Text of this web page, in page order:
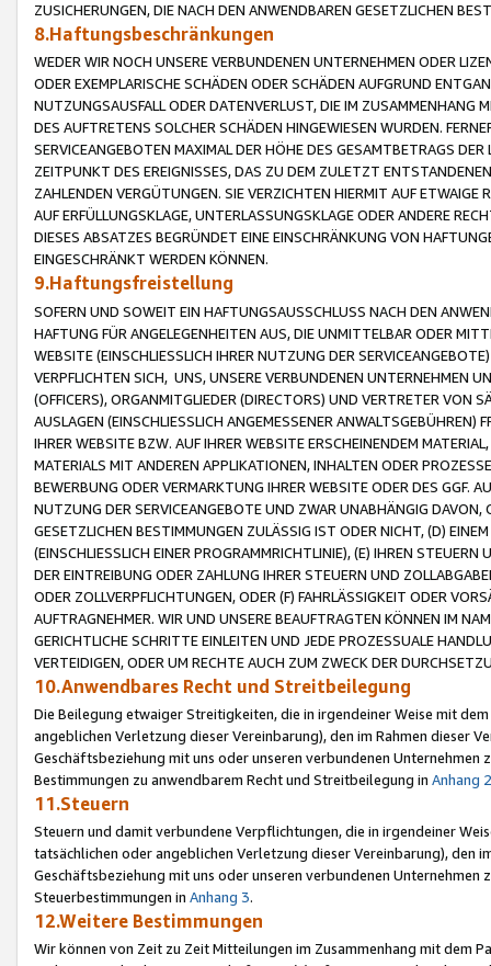
ZUSICHERUNGEN, DIE NACH DEN ANWENDBAREN GESETZLICHEN
8.Haftungsbeschränkungen
WEDER WIR NOCH UNSERE VERBUNDENEN UNTERNEHMEN ODER
ODER EXEMPLARISCHE SCHÄDEN ODER SCHÄDEN AUFGRUND
NUTZUNGSAUSFALL ODER DATENVERLUST, DIE IM ZUSAMMENHANG
DES AUFTRETENS SOLCHER SCHÄDEN HINGEWIESEN WURDEN.
SERVICEANGEBOTEN MAXIMAL DER HÖHE DES GESAMTBETRAGS
ZEITPUNKT DES EREIGNISSES, DAS ZU DEM ZULETZT
ZAHLENDEN VERGÜTUNGEN. SIE VERZICHTEN HIERMIT AUF
AUF ERFÜLLUNGSKLAGE, UNTERLASSUNGSKLAGE ODER ANDERE
DIESES ABSATZES BEGRÜNDET EINE EINSCHRÄNKUNG VON
EINGESCHRÄNKT WERDEN KÖNNEN.
9.Haftungsfreistellung
SOFERN UND SOWEIT EIN HAFTUNGSAUSSCHLUSS NACH DEN
HAFTUNG FÜR ANGELEGENHEITEN AUS, DIE UNMITTELBAR ODER
WEBSITE (EINSCHLIESSLICH IHRER NUTZUNG DER
VERPFLICHTEN SICH, UNS, UNSERE VERBUNDENEN UNTERNEHMEN
(OFFICERS), ORGANMITGLIEDER (DIRECTORS) UND VERTRETER VON
AUSLAGEN (EINSCHLIESSLICH ANGEMESSENER
IHRER WEBSITE BZW. AUF IHRER WEBSITE ERSCHEINENDEM
MATERIALS MIT ANDEREN APPLIKATIONEN, INHALTEN ODER
BEWERBUNG ODER VERMARKTUNG IHRER WEBSITE ODER DES GGF.
NUTZUNG DER SERVICEANGEBOTE UND ZWAR UNABHÄNGIG
GESETZLICHEN BESTIMMUNGEN ZULÄSSIG IST ODER NICHT, (D)
(EINSCHLIESSLICH EINER PROGRAMMRICHTLINIE), (E) IHREN
DER EINTREIBUNG ODER ZAHLUNG IHRER STEUERN UND
ODER ZOLLVERPFLICHTUNGEN, ODER (F) FAHRLÄSSIGKEIT ODER
AUFTRAGNEHMER. WIR UND UNSERE BEAUFTRAGTEN KÖNNEN IM
GERICHTLICHE SCHRITTE EINLEITEN UND JEDE PROZESSUALE
VERTEIDIGEN, ODER UM RECHTE AUCH ZUM ZWECK DER
10.Anwendbares Recht und Streitbeilegung
Die Beilegung etwaiger Streitigkeiten, die in irgendeiner Weise mit
angeblichen Verletzung dieser Vereinbarung), den im Rahmen dieser
Geschäftsbeziehung mit uns oder unseren verbundenen
Bestimmungen zu anwendbarem Recht und Streitbeilegung in Anhang 2
11.Steuern
Steuern und damit verbundene Verpflichtungen, die in irgendeiner
tatsächlichen oder angeblichen Verletzung dieser Vereinbarung), den
Geschäftsbeziehung mit uns oder unseren verbundenen
Steuerbestimmungen in Anhang 3.
12.Weitere Bestimmungen
Wir können von Zeit zu Zeit Mitteilungen im Zusammenhang mit dem